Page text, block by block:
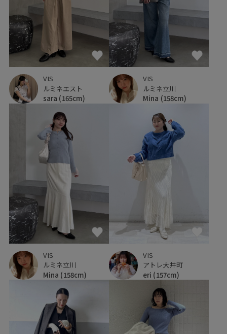
VIS
ルミネエスト
sara (165cm)
VIS
ルミネ立川
Mina (158cm)
VIS
ルミネ立川
Mina (158cm)
VIS
アトレ大井町
eri (157cm)